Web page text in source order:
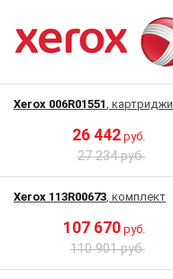
Xerox 006R01551, картриджи
26 442 руб.
27 234 руб.
Xerox 113R00673, комплект
107 670 руб.
110 901 руб.